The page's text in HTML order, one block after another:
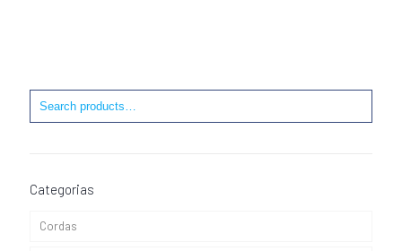
Categorias
Cordas